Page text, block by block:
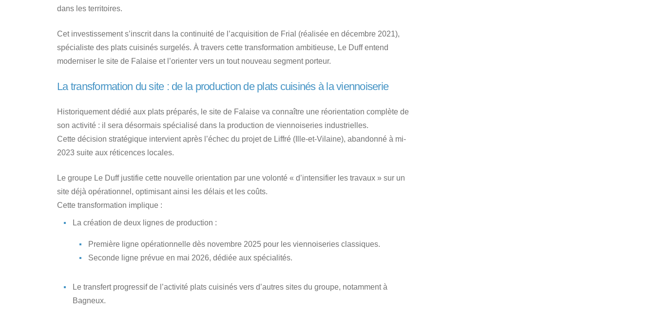
dans les territoires.
Cet investissement s’inscrit dans la continuité de l’acquisition de Frial (réalisée en décembre 2021),
spécialiste des plats cuisinés surgelés. À travers cette transformation ambitieuse, Le Duff entend
moderniser le site de Falaise et l’orienter vers un tout nouveau segment porteur.
La transformation du site : de la production de plats cuisinés à la viennoiserie
Historiquement dédié aux plats préparés, le site de Falaise va connaître une réorientation complète de
son activité : il sera désormais spécialisé dans la production de viennoiseries industrielles.
Cette décision stratégique intervient après l’échec du projet de Liffré (Ille-et-Vilaine), abandonné à mi-
2023 suite aux réticences locales.
Le groupe Le Duff justifie cette nouvelle orientation par une volonté « d’intensifier les travaux » sur un
site déjà opérationnel, optimisant ainsi les délais et les coûts.
Cette transformation implique :
La création de deux lignes de production :
Première ligne opérationnelle dès novembre 2025 pour les viennoiseries classiques.
Seconde ligne prévue en mai 2026, dédiée aux spécialités.
Le transfert progressif de l’activité plats cuisinés vers d’autres sites du groupe, notamment à
Bagneux.